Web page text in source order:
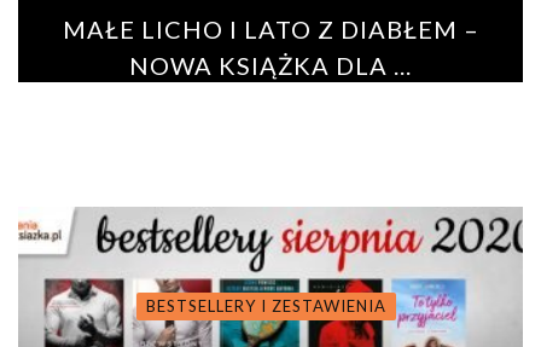
MAŁE LICHO I LATO Z DIABŁEM –
NOWA KSIĄŻKA DLA ...
BESTSELLERY I ZESTAWIENIA